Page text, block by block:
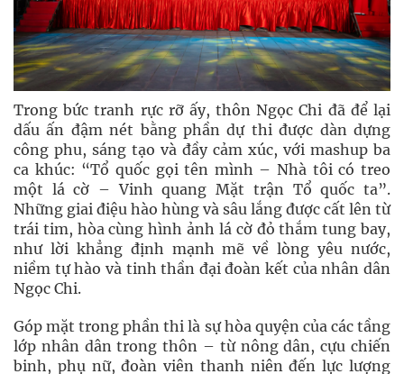
Trong bức tranh rực rỡ ấy, thôn Ngọc Chi đã để lại
dấu ấn đậm nét bằng phần dự thi được dàn dựng
công phu, sáng tạo và đầy cảm xúc, với mashup ba
ca khúc: “Tổ quốc gọi tên mình – Nhà tôi có treo
một lá cờ – Vinh quang Mặt trận Tổ quốc ta”.
Những giai điệu hào hùng và sâu lắng được cất lên từ
trái tim, hòa cùng hình ảnh lá cờ đỏ thắm tung bay,
như lời khẳng định mạnh mẽ về lòng yêu nước,
niềm tự hào và tinh thần đại đoàn kết của nhân dân
Ngọc Chi.
Góp mặt trong phần thi là sự hòa quyện của các tầng
lớp nhân dân trong thôn – từ nông dân, cựu chiến
binh, phụ nữ, đoàn viên thanh niên đến lực lượng